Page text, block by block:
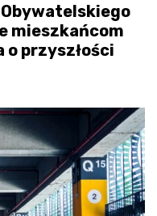
mieszkańcom
przyszłości